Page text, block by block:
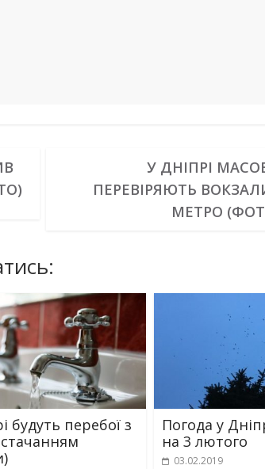
У ДНІПРІ
ПЕРЕВІРЯЮТЬ
МЕТРО
будуть перебої з
Погода у
на 3 лютого
03.02.2019